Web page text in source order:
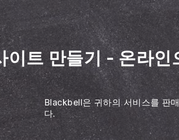
이트 만들기-온라인
Blackbell은 귀하의 서비스를 판
다.